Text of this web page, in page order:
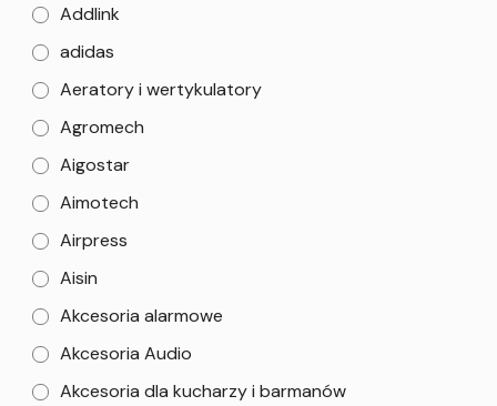
Addlink
adidas
Aeratory i wertykulatory
Agromech
Aigostar
Aimotech
Airpress
Aisin
Akcesoria alarmowe
Akcesoria Audio
Akcesoria dla kucharzy i barmanów